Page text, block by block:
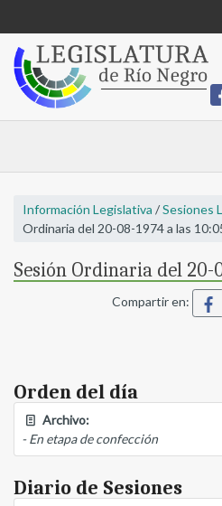
Información Legislativa /Sesiones
Ordinaria del 20-08-1974 a las
Sesión Ordinaria del 20-
Compartir en:
Orden del día
Archivo:
- En etapa de confección
Diario de Sesiones